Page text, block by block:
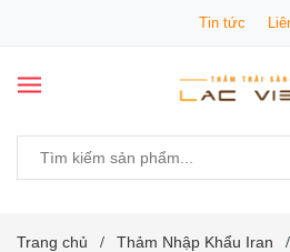
Tin tức
Trang chủ / Thảm Nhập Khẩu Iran /